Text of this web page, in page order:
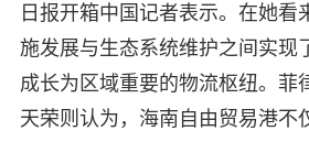
日报开箱中国记者表示。在她看
施发展与生态系统维护之间实现
成长为区域重要的物流枢纽。菲
天荣则认为，海南自由贸易港不